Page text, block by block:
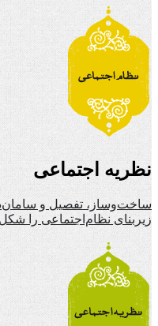
نظریه اجتماعی
ساخت‌وساز، تفصیل و
زیربنای نظام‌اجتماعی را